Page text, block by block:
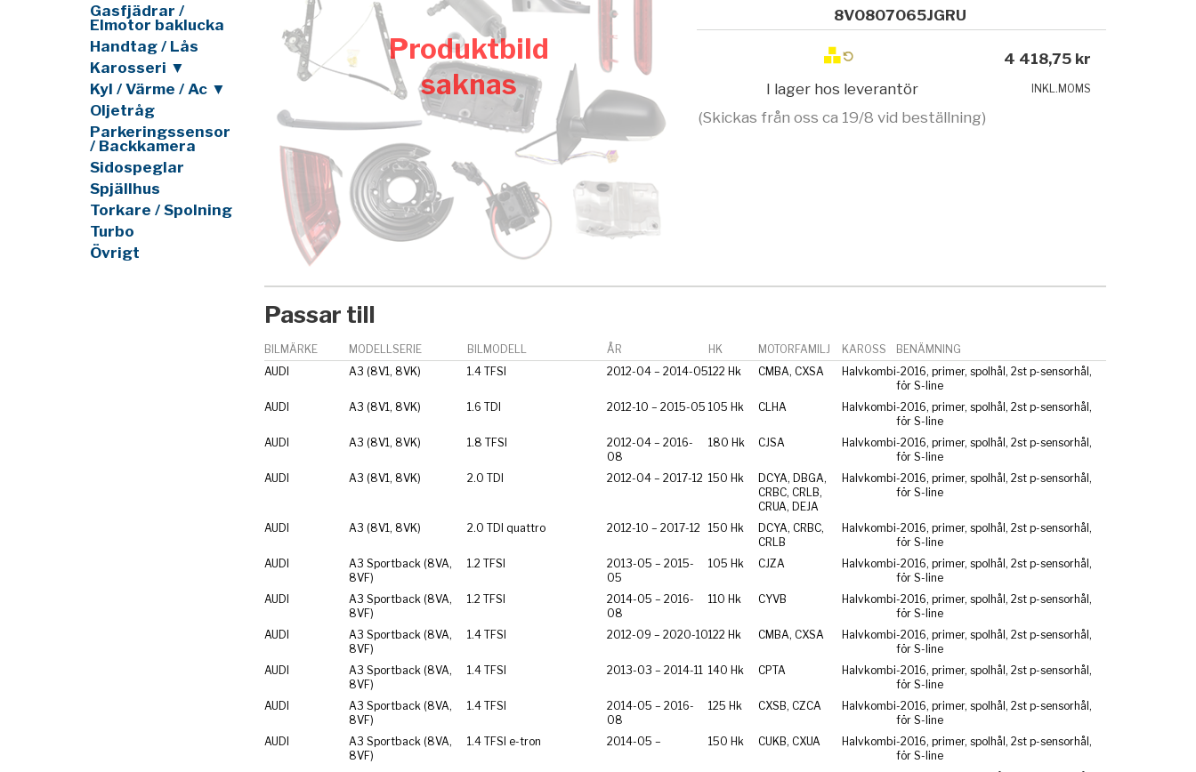
Gasfjädrar /
Elmotor baklucka
Handtag / Lås
Karosseri ▼
Kyl / Värme / Ac ▼
Oljetråg
Parkeringssensor
/ Backkamera
Sidospeglar
Spjällhus
Torkare / Spolning
Turbo
Övrigt
Produktbild
saknas
8V0807065JGRU
I lager hos leverantör
(Skickas från oss ca 19/8 vid beställning)
4 418,75 kr
INKL.MOMS
Passar till
BILMÄRKE MODELLSERIE BILMODELL ÅR HK MOTORFAMILJ KAROSS
BENÄMNING
AUDI
A3 (8V1, 8VK) 1.4 TFSI 2012-04 – 2014-05122 Hk CMBA, CXSA Halvkombi-2016, primer, spolhål, 2st p-sensorhål,
för S-line
AUDI
A3 (8V1, 8VK) 1.6 TDI 2012-10 – 2015-05 105 Hk CLHA Halvkombi-2016, primer, spolhål, 2st p-sensorhål,
för S-line
AUDI
A3 (8V1, 8VK) 1.8 TFSI
2012-04 – 2016-
08
180 Hk CJSA Halvkombi-2016, primer, spolhål, 2st p-sensorhål,
för S-line
AUDI
A3 (8V1, 8VK) 2.0 TDI 2012-04 – 2017-12 150 Hk
DCYA, DBGA,
CRBC, CRLB,
CRUA, DEJA
Halvkombi-2016, primer, spolhål, 2st p-sensorhål,
för S-line
AUDI A3 (8V1, 8VK) 2.0 TDI quattro 2012-10 – 2017-12 150 Hk
DCYA, CRBC,
CRLB
Halvkombi-2016, primer, spolhål, 2st p-sensorhål,
för S-line
AUDI
A3 Sportback (8VA,
8VF)
1.2 TFSI
2013-05 – 2015-
05
105 Hk CJZA Halvkombi-2016, primer, spolhål, 2st p-sensorhål,
för S-line
AUDI
A3 Sportback (8VA,
8VF)
1.2 TFSI
2014-05 – 2016-
08
110 Hk CYVB Halvkombi-2016, primer, spolhål, 2st p-sensorhål,
för S-line
AUDI
A3 Sportback (8VA,
8VF)
1.4 TFSI 2012-09 – 2020-10122 Hk CMBA, CXSA Halvkombi-2016, primer, spolhål, 2st p-sensorhål,
för S-line
AUDI
A3 Sportback (8VA,
8VF)
1.4 TFSI 2013-03 – 2014-11 140 Hk CPTA Halvkombi-2016, primer, spolhål, 2st p-sensorhål,
för S-line
AUDI
A3 Sportback (8VA,
8VF)
1.4 TFSI
2014-05 – 2016-
08
125 Hk CXSB, CZCA Halvkombi-2016, primer, spolhål, 2st p-sensorhål,
för S-line
AUDI
A3 Sportback (8VA,
8VF)
1.4 TFSI e-tron 2014-05 – 150 Hk CUKB, CXUA Halvkombi-2016, primer, spolhål, 2st p-sensorhål,
för S-line